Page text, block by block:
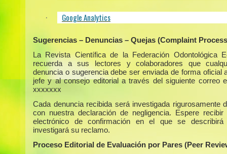
· Google Analytics
Sugerencias – Denuncias – Quejas (Complaint
La Revista Científica de la Federación Odontológica
recuerda a sus lectores y colaboradores que
denuncia o sugerencia debe ser enviada de forma oficial
jefe y al consejo editorial a través del siguiente correo
xxxxxxx
Cada denuncia recibida será investigada rigurosamente
con nuestra declaración de negligencia. Espere
electrónico de confirmación en el que se
investigará su reclamo.
Proceso Editorial de Evaluación por Pares (Peer